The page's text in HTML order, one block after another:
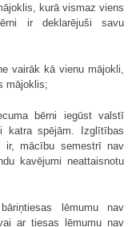
kurā vismaz viens
ir deklarējuši savu
vairāk kā vienu mājokli,
mājoklis;
bērni iegūst valstī
katra spējām. Izglītības
ir, mācību semestrī nav
kavējumi neattaisnotu
lēmumu nav
ar tiesas lēmumu nav